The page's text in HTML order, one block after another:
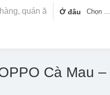
Ở đâu Chọn ...
Cà Mau –